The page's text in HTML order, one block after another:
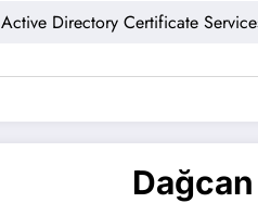
Active Directory Certificate